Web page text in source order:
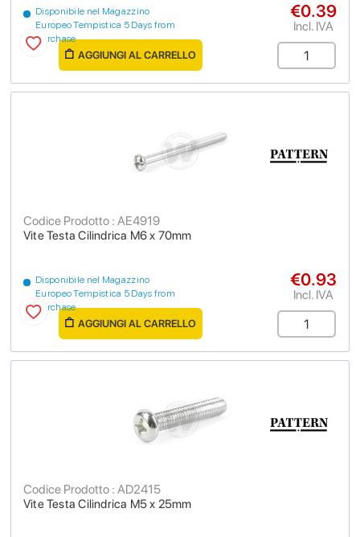
Disponibile nel Magazzino
Europeo Tempistica 5 Days from
purchase
€0.39
Incl. IVA
AGGIUNGI AL CARRELLO
Vite Testa Cilindrica M6 x 70mm
Codice Prodotto : AE4919
Disponibile nel Magazzino
Europeo Tempistica 5 Days from
purchase
€0.93
Incl. IVA
AGGIUNGI AL CARRELLO
Vite Testa Cilindrica M5 x 25mm
Codice Prodotto : AD2415